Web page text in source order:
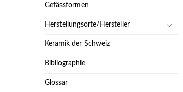
Gefässformen
Herstellungsorte/Hersteller
Keramik der Schweiz
Bibliographie
Glossar